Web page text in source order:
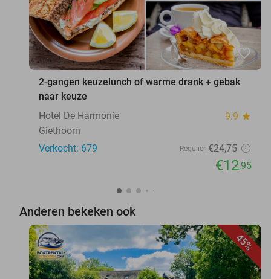
favorite_border
2-gangen keuzelunch of warme drank + gebak
naar keuze
Hotel De Harmonie
9.9 star
Giethoorn
Verkocht: 679
Regulier €24,75
€12,95
Anderen bekeken ook
45%